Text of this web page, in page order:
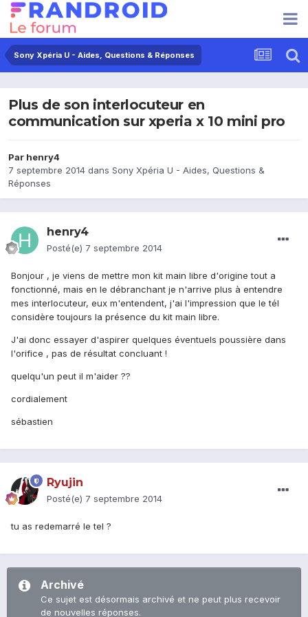
Sony Xpéria U - Aides, Questions & Réponses
Plus de son interlocuteur en
communication sur xperia x 10 mini pro
Par henry4
7 septembre 2014 dans Sony Xpéria U - Aides, Questions &
Réponses
henry4
Posté(e) 7 septembre 2014
Bonjour , je viens de mettre mon kit main libre d'origine tout a
fonctionné, mais en le débranchant je n'arrive plus à entendre
mes interlocuteur, eux m'entendent, j'ai l'impression que le tél
considère toujours la présence du kit main libre.
J'ai donc essayer d'aspirer quelques éventuels poussière dans
l'orifice , pas de résultat concluant !
quelqu'un peut il m'aider ??
cordialement
sébastien
Ryujin
Posté(e) 7 septembre 2014
tu as redemarré le tel ?
Archivé
Ce sujet est désormais archivé et ne peut plus recevoir
de nouvelles réponses.